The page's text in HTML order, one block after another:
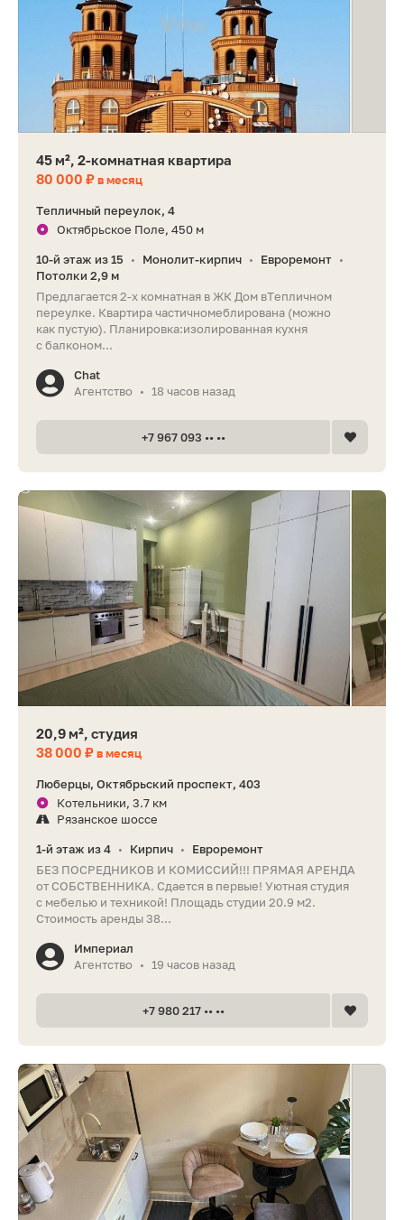
45 м², 2-комнатная квартира
80 000 ₽в месяц
Тепличный переулок, 4
Октябрьское Поле, 450 м
10-й этаж из 15 • Монолит-кирпич • Евроремонт •
Потолки 2,9 м
Предлагается 2-х комнатная в ЖК Дом вТепличном
переулке. Квартира частичномеблирована (можно
как пустую). Планировка:изолированная кухня
с балконом...
Chat
Агентство
• 18 часов назад
+7 967 093 •• ••
20,9 м², студия
38 000 ₽в месяц
Люберцы, Октябрьский проспект, 403
Котельники, 3.7 км
Рязанское шоссе
1-й этаж из 4 • Кирпич •
Евроремонт
БЕЗ ПОСРЕДНИКОВ И КОМИССИЙ!!! ПРЯМАЯ АРЕНДА
от СОБСТВЕННИКА. Сдается в первые! Уютная студия
с мебелью и техникой! Площадь студии 20.9 м2.
Стоимость аренды 38...
Империал
Агентство
• 19 часов назад
+7 980 217 •• ••